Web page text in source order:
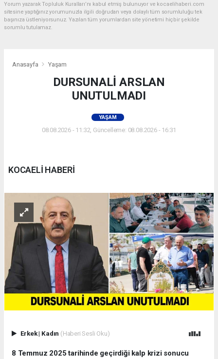
Yorum yazarak Topluluk Kuralları’nı kabul etmiş bulunuyor ve kocaelihaberi.com
sitesine yaptığınız yorumunuzla ilgili doğrudan veya dolaylı tüm sorumluluğu tek
başınıza üstleniyorsunuz. Yazılan tüm yorumlardan site yönetimi hiçbir şekilde
sorumlu tutulamaz.
Anasayfa Yaşam
DURSUNALİ ARSLAN
UNUTULMADI
YAŞAM
08.08.2026 - 11:32, Güncelleme: 08.08.2026 - 16:31
KOCAELİ HABERİ
Erkek| Kadın (Haberi Sesli Oku)
8 Temmuz 2025 tarihinde geçirdiği kalp krizi sonucu